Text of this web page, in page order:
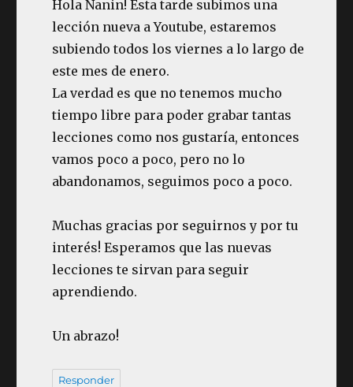
Hola Nanin! Esta tarde subimos una
lección nueva a Youtube, estaremos
subiendo todos los viernes a lo largo de
este mes de enero.
La verdad es que no tenemos mucho
tiempo libre para poder grabar tantas
lecciones como nos gustaría, entonces
vamos poco a poco, pero no lo
abandonamos, seguimos poco a poco.
Muchas gracias por seguirnos y por tu
interés! Esperamos que las nuevas
lecciones te sirvan para seguir
aprendiendo.
Un abrazo!
Responder